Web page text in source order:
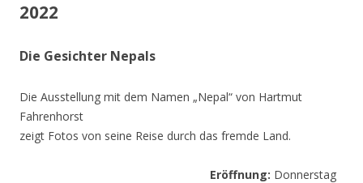
2022
Die Gesichter Nepals
Die Ausstellung mit dem Namen „Nepal“ von Hartmut
Fahrenhorst
zeigt Fotos von seine Reise durch das fremde Land.
Eröffnung: Donnerstag